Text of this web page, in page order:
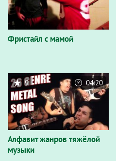
Фристайл с мамой
Алфавит жанров тяжёлой
музыки
9 04:20